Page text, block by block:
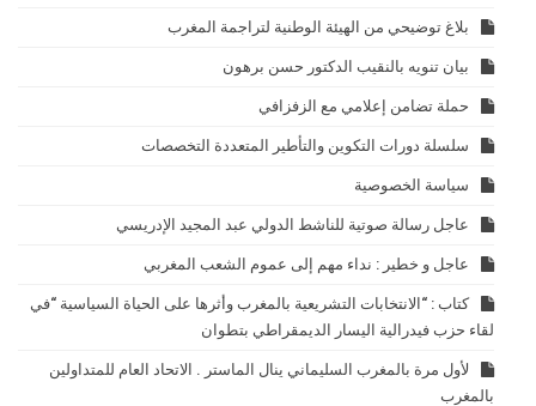
بلاغ توضيحي من الهيئة الوطنية لتراجمة المغرب
بيان تنويه بالنقيب الدكتور حسن برهون
حملة تضامن إعلامي مع الزفزافي
سلسلة دورات التكوين والتأطير المتعددة التخصصات
سياسة الخصوصية
عاجل رسالة صوتية للناشط الدولي عبد المجيد الإدريسي
عاجل و خطير : نداء مهم إلى عموم الشعب المغربي
كتاب : “الانتخابات التشريعية بالمغرب وأثرها على الحياة السياسية “في
لقاء حزب فيدرالية اليسار الديمقراطي بتطوان
لأول مرة بالمغرب السليماني ينال الماستر . الاتحاد العام للمتداولين
بالمغرب